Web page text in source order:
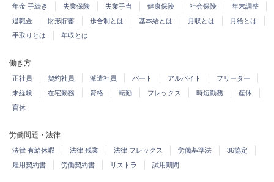
年金 手続き 失業保険 失業手当 健康保険 社会保険
年末調整
退職金
財形貯蓄 歩合制とは 基本給とは 月収とは
月給とは
手取りとは
年収とは
働き方
正社員 契約社員 派遣社員 パート アルバイト
フリーター
未経験
在宅勤務 資格 転勤 フレックス 時短勤務
産休
育休
労働問題・法律
法律 有給休暇 法律 残業 法律 フレックス 労働基準法
36協定
雇用契約書
労働契約書 リストラ 試用期間